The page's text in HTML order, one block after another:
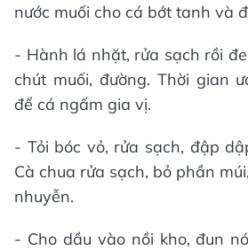
nước muối cho cá bớt tanh và
- Hành lá nhặt, rửa sạch rồi
chút muối, đường. Thời gian
để cá ngấm gia vị.
- Tỏi bóc vỏ, rửa sạch, đập
Cà chua rửa sạch, bỏ phần
nhuyễn.
- Cho dầu vào nồi kho, đun